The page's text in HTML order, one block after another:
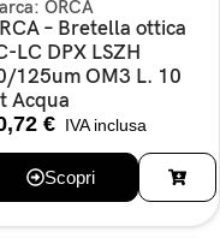
ORCA
– Bretella ottica
LC DPX LSZH
125um OM3 L. 10
Acqua
€ IVA inclusa
Scopri